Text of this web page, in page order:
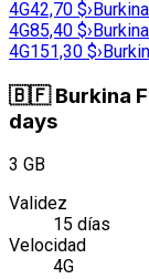
4G42,70 $›
4G85,40 $›
4G151,30 $›
🇧🇫 Burkina
days
3 GB
Validez
15 días
Velocidad
4G